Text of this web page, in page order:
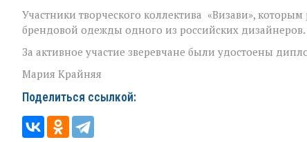
Участники творческого коллектива «Визави»,
брендовой одежды одного из российских дизайнеров.
За активное участие зверевчане были удостоены
Мария Крайняя
Поделиться ссылкой: